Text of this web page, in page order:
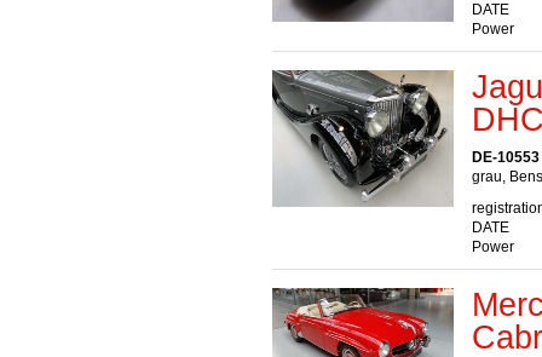
DATE
Power
DE-
grau,
DATE
Power